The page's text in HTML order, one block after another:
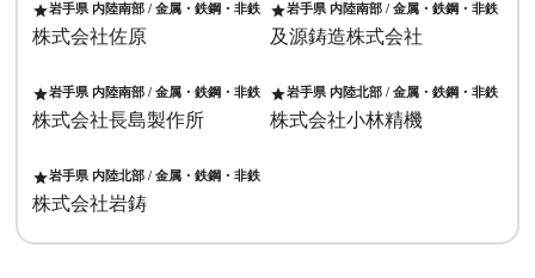
star岩手県 内陸南部 / 金属・鉄鋼・非鉄
株式会社佐原
star岩手県 内陸南部 / 金属・鉄鋼・非鉄
及源鋳造株式会社
star岩手県 内陸南部 / 金属・鉄鋼・非鉄
株式会社長島製作所
star岩手県 内陸北部 / 金属・鉄鋼・非鉄
株式会社小林精機
star岩手県 内陸北部 / 金属・鉄鋼・非鉄
株式会社岩鋳